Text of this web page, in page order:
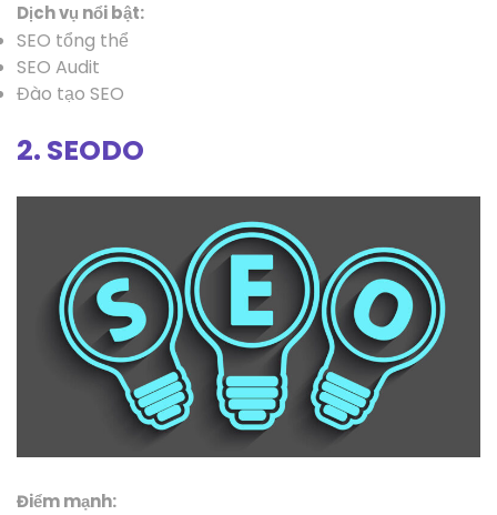
Dịch vụ nổi bật:
SEO tổng thể
SEO Audit
Đào tạo SEO
2. SEODO
Điểm mạnh: